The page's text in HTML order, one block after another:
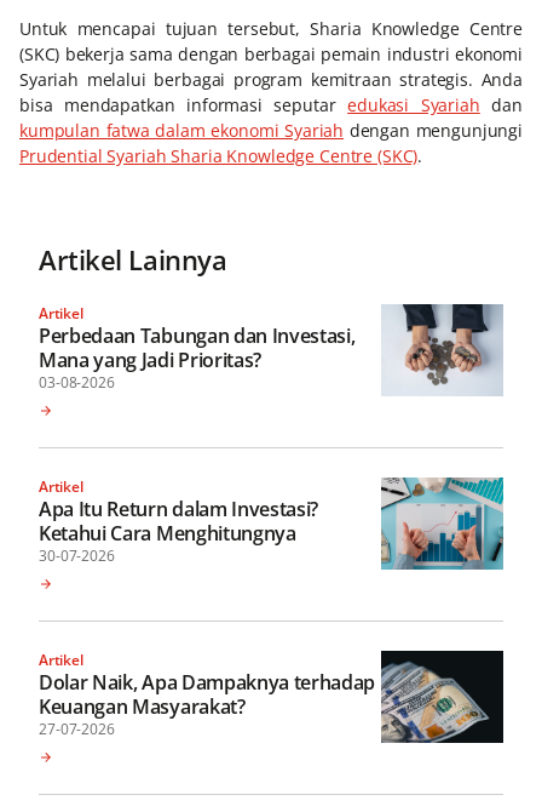
Untuk mencapai tujuan tersebut, Sharia Knowledge Centre
(SKC) bekerja sama dengan berbagai pemain industri ekonomi
Syariah melalui berbagai program kemitraan strategis. Anda
bisa mendapatkan informasi seputaredukasi Syariah dan
kumpulan fatwa dalam ekonomi Syariah dengan mengunjungi
Prudential Syariah Sharia Knowledge Centre (SKC).
Artikel Lainnya
Artikel
Perbedaan Tabungan dan Investasi,
Mana yang Jadi Prioritas?
03-08-2026
Artikel
Apa Itu Return dalam Investasi?
Ketahui Cara Menghitungnya
30-07-2026
Artikel
Dolar Naik, Apa Dampaknya terhadap
Keuangan Masyarakat?
27-07-2026